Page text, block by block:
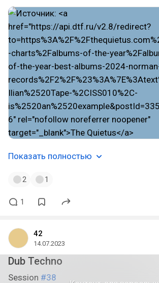
Показать полностью
2 1
1
42
14.07.2023
Dub Techno
Session #38